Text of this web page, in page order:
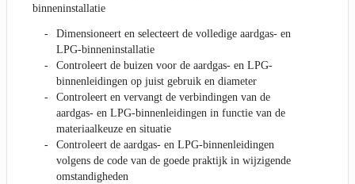
binneninstallatie
Dimensioneert en selecteert de volledige aardgas- en
LPG-binneninstallatie
Controleert de buizen voor de aardgas- en LPG-
binnenleidingen op juist gebruik en diameter
Controleert en vervangt de verbindingen van de
aardgas- en LPG-binnenleidingen in functie van de
materiaalkeuze en situatie
Controleert de aardgas- en LPG-binnenleidingen
volgens de code van de goede praktijk in wijzigende
omstandigheden